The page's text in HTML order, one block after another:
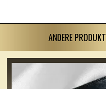
ANDERE